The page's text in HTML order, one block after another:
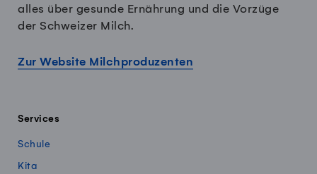
alles über gesunde Ernährung und die Vorzüge
der Schweizer Milch.
Zur Website Milchproduzenten
Services
Schule
Kita